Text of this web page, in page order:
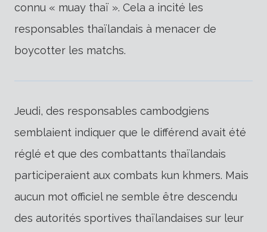
connu « muay thaï ». Cela a incité les
responsables thaïlandais à menacer de
boycotter les matchs.
Jeudi, des responsables cambodgiens
semblaient indiquer que le différend avait été
réglé et que des combattants thaïlandais
participeraient aux combats kun khmers. Mais
aucun mot officiel ne semble être descendu
des autorités sportives thaïlandaises sur leur